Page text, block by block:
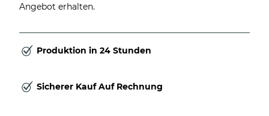
Angebot erhalten.
Produktion in 24 Stunden
Sicherer Kauf Auf Rechnung